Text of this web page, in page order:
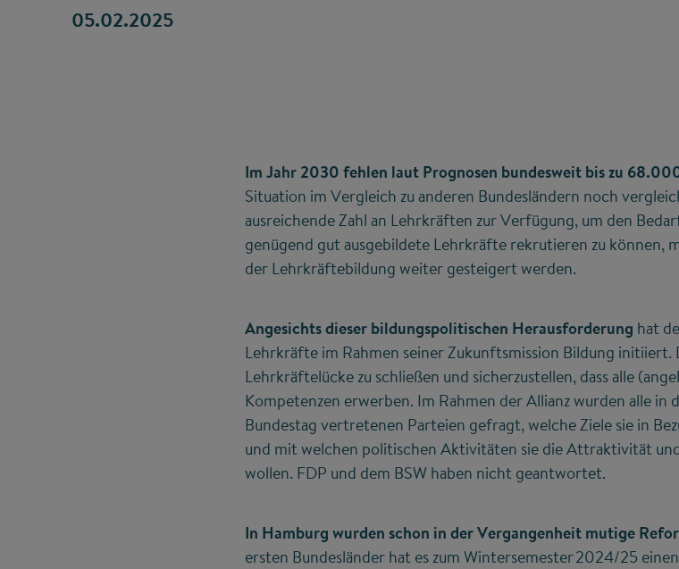
05.02.2025
Im Jahr 2030 fehlen laut Prognosen bundesweit bis zu
Situation im Vergleich zu anderen Bundesländern noch
ausreichende Zahl an Lehrkräften zur Verfügung, um den
genügend gut ausgebildete Lehrkräfte rekrutieren zu können,
der Lehrkräftebildung weiter gesteigert werden.
Angesichts dieser bildungspolitischen Herausforderung hat
Lehrkräfte im Rahmen seiner Zukunftsmission Bildung initiiert.
Lehrkräftelücke zu schließen und sicherzustellen, dass alle
Kompetenzen erwerben. Im Rahmen der Allianz wurden alle
Bundestag vertretenen Parteien gefragt, welche Ziele sie in
und mit welchen politischen Aktivitäten sie die Attraktivität
wollen. FDP und dem BSW haben nicht geantwortet.
In Hamburg wurden schon in der Vergangenheit mutige
ersten Bundesländer hat es zum Wintersemester 2024/25